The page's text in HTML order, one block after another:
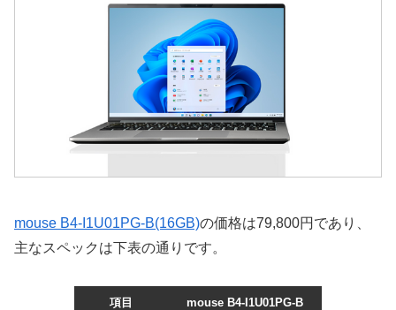
mouse B4-I1U01PG-B(16GB)の価格は79,800円であり、
主なスペックは下表の通りです。
項目 mouse B4-I1U01PG-B